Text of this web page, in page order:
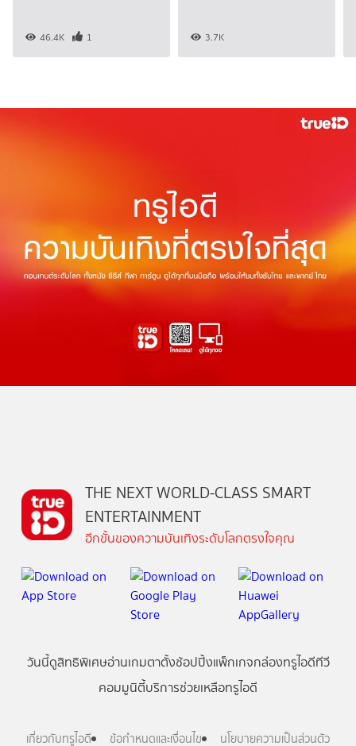
46.4K 1 3.7K
THE NEXT WORLD-CLASS SMART
ENTERTAINMENT
อีกขั้นของความบันเทิงระดับโลกตรงใจคุณ
วันนี้ดูสิทธิพิเศษอ่านเกมตาตั้งช้อปปิ้งแพ็กเกจกล่องทรูไอดีทีวี
คอมมูนิตี้บริการช่วยเหลือทรูไอดี
เกี่ยวกับทรูไอดี ข้อกำหนดและเงื่อนไข นโยบายความเป็นส่วนตัว